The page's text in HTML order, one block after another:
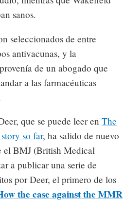
sanos.
seleccionados de entre
antivacunas, y la
de un abogado que
a las farmacéuticas
que se puede leer en The
so far, ha salido de nuevo
el BMJ (British Medical
a publicar una serie de
por Deer, el primero de los
the case against the MMR